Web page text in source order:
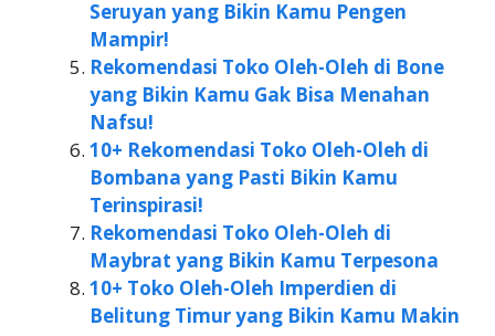
Seruyan yang Bikin Kamu Pengen
Mampir!
Rekomendasi Toko Oleh-Oleh di Bone
yang Bikin Kamu Gak Bisa Menahan
Nafsu!
10+ Rekomendasi Toko Oleh-Oleh di
Bombana yang Pasti Bikin Kamu
Terinspirasi!
Rekomendasi Toko Oleh-Oleh di
Maybrat yang Bikin Kamu Terpesona
10+ Toko Oleh-Oleh Imperdien di
Belitung Timur yang Bikin Kamu Makin